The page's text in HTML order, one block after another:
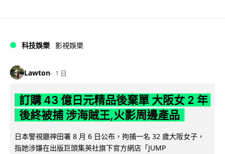
科技娛樂 影視娛樂
Lawton 1 日
訂購 43 億日元精品後棄單 大阪女 2 年
後終被捕 涉海賊王,火影周邊產品
日本警視廳神田署 8 月 6 日公布，拘捕一名 32 歲大阪女子，
指她涉嫌在出版巨頭集英社旗下官方網店「JUMP